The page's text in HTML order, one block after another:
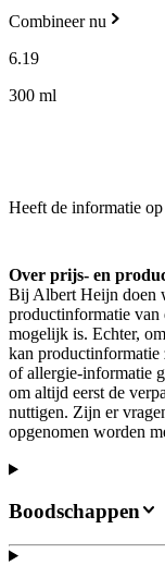
Combineer nu
6.19
300 ml
Heeft de informatie
Over prijs- en
Bij Albert Heijn doen
productinformatie van
mogelijk is. Echter,
kan productinformatie
of allergie-informatie
om altijd eerst de
nuttigen. Zijn er
opgenomen worden
Boodschappen